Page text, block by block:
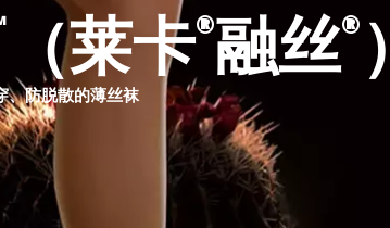
（莱卡®融丝®
、防脱散的薄丝袜